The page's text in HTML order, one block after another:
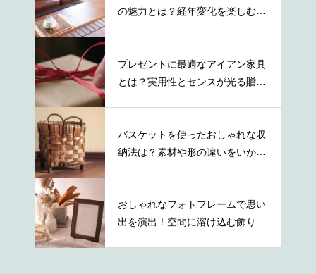
の魅力とは？経年変化を楽しむ秘
プレゼントに最適なアイアン家具
とは？実用性とセンスが光る贈り
バスケットを使ったおしゃれな収
納法は？素材や形の違いをいかし
おしゃれなフォトフレームで思い
出を演出！空間に溶け込む飾り方